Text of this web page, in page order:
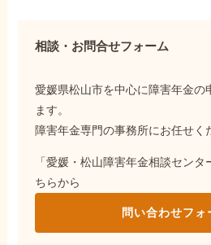
相談・お問合せフォーム
愛媛県松山市を中心に障害年金の
ます。
障害年金専門の事務所にお任せく
「愛媛・松山障害年金相談センタ
ちらから
問い合わせフォ